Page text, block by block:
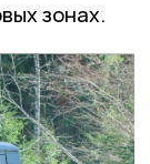
зонах.